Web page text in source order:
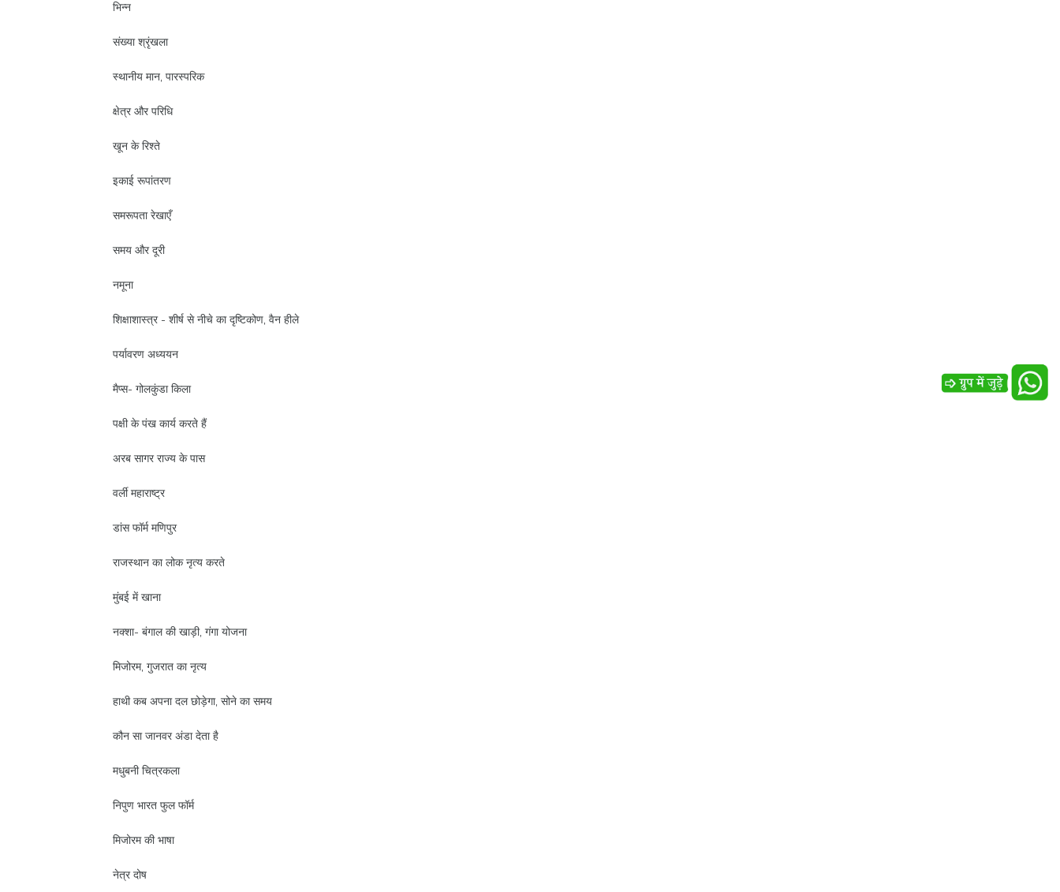
भिन्न
संख्या श्रृंखला
स्थानीय मान, पारस्परिक
क्षेत्र और परिधि
खून के रिश्ते
इकाई रूपांतरण
समरूपता रेखाएँ
समय और दूरी
नमूना
शिक्षाशास्त्र - शीर्ष से नीचे का दृष्टिकोण, वैन हीले
पर्यावरण अध्ययन
मैप्स- गोलकुंडा किला
पक्षी के पंख कार्य करते हैं
अरब सागर राज्य के पास
वर्ली महाराष्ट्र
डांस फॉर्म मणिपुर
राजस्थान का लोक नृत्य करते
मुंबई में खाना
नक्शा- बंगाल की खाड़ी, गंगा योजना
मिजोरम, गुजरात का नृत्य
हाथी कब अपना दल छोड़ेगा, सोने का समय
कौन सा जानवर अंडा देता है
मधुबनी चित्रकला
निपुण भारत फुल फॉर्म
मिजोरम की भाषा
नेत्र दोष